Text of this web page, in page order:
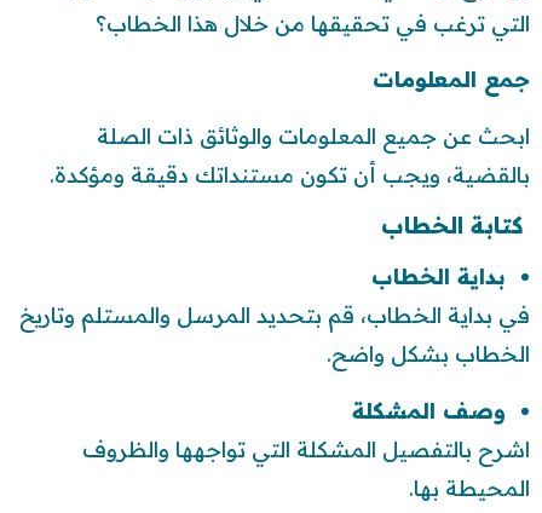
التي ترغب في تحقيقها من خلال هذا الخطاب؟
جمع المعلومات
ابحث عن جميع المعلومات والوثائق ذات الصلة
بالقضية، ويجب أن تكون مستنداتك دقيقة ومؤكدة.
كتابة الخطاب
بداية الخطاب
في بداية الخطاب، قم بتحديد المرسل والمستلم وتاريخ
الخطاب بشكل واضح.
وصف المشكلة
اشرح بالتفصيل المشكلة التي تواجهها والظروف
المحيطة بها.